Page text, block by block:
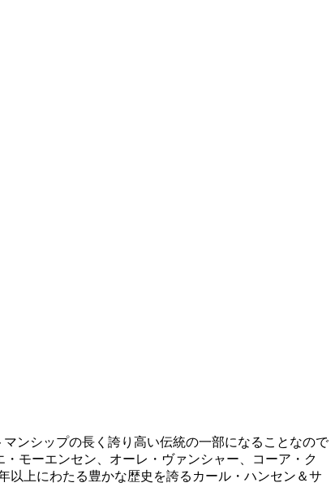
ンシップの長く誇り高い伝統の一部になることなので
モーエンセン、オーレ・ヴァンシャー、コーア・ク
以上にわたる豊かな歴史を誇るカール・ハンセン＆サ